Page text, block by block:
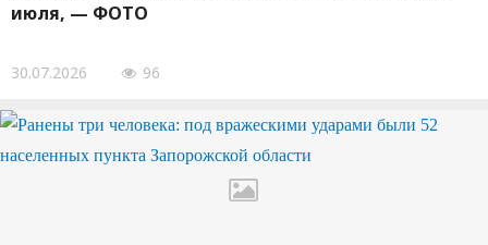
июля, — ФОТО
30.07.2026 96